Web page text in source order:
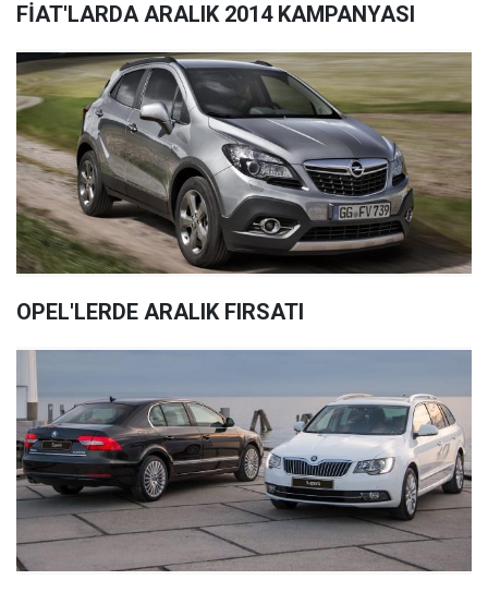
FİAT'LARDA ARALIK 2014 KAMPANYASI
OPEL'LERDE ARALIK FIRSATI